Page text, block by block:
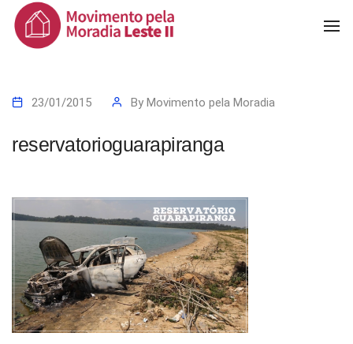
23/01/2015 By Movimento pela Moradia
reservatorioguarapiranga